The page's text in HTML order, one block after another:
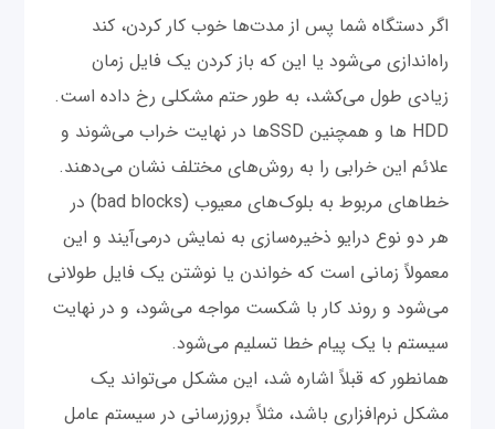
اگر دستگاه شما پس از مدت‌ها خوب کار کردن، کند
راه‌اندازی می‌شود یا این که باز کردن یک فایل زمان
زیادی طول می‌کشد، به طور حتم مشکلی رخ داده است.
HDD ها و همچنین SSDها در نهایت خراب می‌شوند و
علائم این خرابی را به روش‌های مختلف نشان می‌دهند.
خطاهای مربوط به بلوک‌های معیوب (bad blocks) در
هر دو نوع درایو ذخیره‌سازی به نمایش در‌می‌آیند و این
معمولاً زمانی است که خواندن یا نوشتن یک فایل طولانی
می‌شود و روند کار با شکست مواجه می‌شود، و در نهایت
سیستم با یک پیام خطا تسلیم می‌شود.
همانطور که قبلاً اشاره شد، این مشکل می‌تواند یک
مشکل نرم‌افزاری باشد، مثلاً بروزرسانی در سیستم عامل